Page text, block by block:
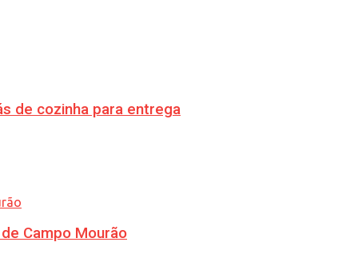
de cozinha para entrega
Campo Mourão